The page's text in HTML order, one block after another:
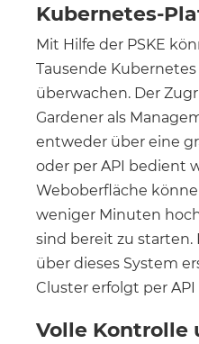
Kubernetes-
Mit Hilfe der PSKE
Tausende
überwachen. Der
Gardener als
entweder über eine
oder per API bedient
Weboberfläche
weniger Minuten
sind bereit zu
über dieses System
Cluster erfolgt per API
Volle Kontrolle